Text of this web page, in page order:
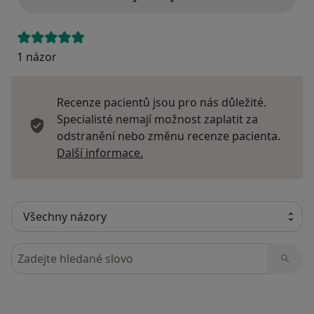
1 názor
Recenze pacientů jsou pro nás důležité.
Specialisté nemají možnost zaplatit za
odstranění nebo změnu recenze pacienta.
Další informace.
Hledejte v názorech